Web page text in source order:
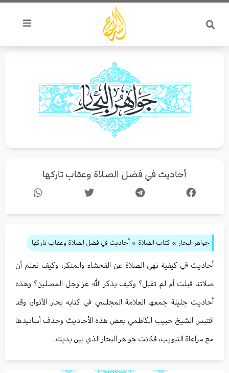
تخطي
المحتوى
أحاديث في فضل الصلاة وعقاب تاركها
جواهر البحار » كتاب الصلاة » أحاديث في فضل الصلاة وعقاب تاركها
أحاديث في كيفية نهي الصلاة عن الفحشاء والمنكر، وكيف نعلم أن
صلاتنا قبلت أم لم تقبل؟ وكيف يذكر الله عز وجل المصلين؟ وهذه
أحاديث جليلة جمعها العلامة المجلسي في كتابه بحار الأنوار، وقد
اقتبس الشيخ حبيب الكاظمي بعض هذه الأحاديث وحذف أسانيدها
مع مراعاة التبويب، فكانت جواهر البحار الذي بين يديك.